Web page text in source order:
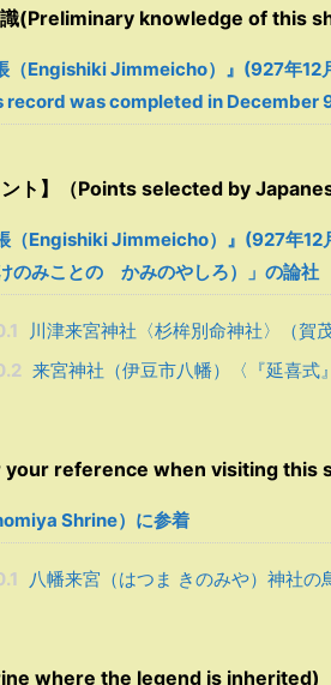
識(Preliminary knowledge of this
（Engishiki Jimmeicho）』(927年12
was completed in December
ント】（Points selected by
（Engishiki Jimmeicho）』(927年
のみことの かみのやしろ）」の論社
川津来宮神社〈杉桙別命神社〉（賀
来宮神社（伊豆市八幡）〈『延喜式
your reference when visiting this
Shrine）に参着
八幡来宮（はつま きのみや）神社の
where the legend is inherited)